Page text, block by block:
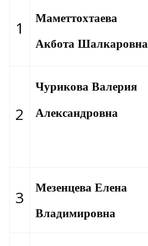
1
Маметтохтаева
Акбота Шалкаровна
2
Чурикова Валерия
Александровна
3
Мезенцева Елена
Владимировна